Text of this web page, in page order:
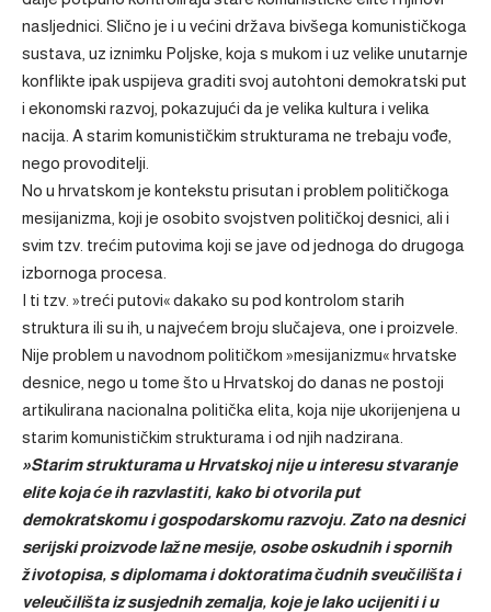
nasljednici. Slično je i u većini država bivšega komunističkoga
sustava, uz iznimku Poljske, koja s mukom i uz velike unutarnje
konflikte ipak uspijeva graditi svoj autohtoni demokratski put
i ekonomski razvoj, pokazujući da je velika kultura i velika
nacija. A starim komunističkim strukturama ne trebaju vođe,
nego provoditelji.
No u hrvatskom je kontekstu prisutan i problem političkoga
mesijanizma, koji je osobito svojstven političkoj desnici, ali i
svim tzv. trećim putovima koji se jave od jednoga do drugoga
izbornoga procesa.
I ti tzv. »treći putovi« dakako su pod kontrolom starih
struktura ili su ih, u najvećem broju slučajeva, one i proizvele.
Nije problem u navodnom političkom »mesijanizmu« hrvatske
desnice, nego u tome što u Hrvatskoj do danas ne postoji
artikulirana nacionalna politička elita, koja nije ukorijenjena u
starim komunističkim strukturama i od njih nadzirana.
»Starim strukturama u Hrvatskoj nije u interesu stvaranje
elite koja će ih razvlastiti, kako bi otvorila put
demokratskomu i gospodarskomu razvoju. Zato na desnici
serijski proizvode lažne mesije, osobe oskudnih i spornih
životopisa, s diplomama i doktoratima čudnih sveučilišta i
veleučilišta iz susjednih zemalja, koje je lako ucijeniti i u